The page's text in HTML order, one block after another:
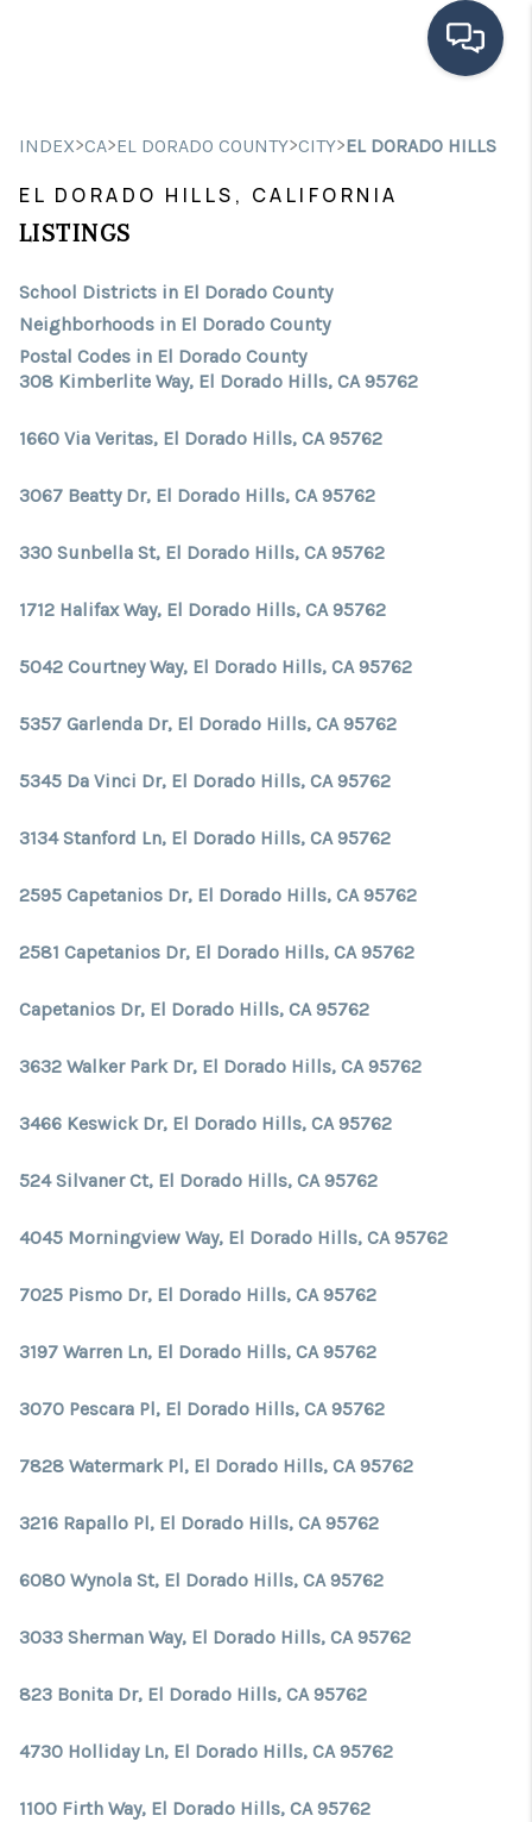
SEARCH LISTINGS
SELLING
FINANCING
HOME VALUE
ABOUT ME
CONNECT
TOP AREAS
INDEX>CA>EL DORADO COUNTY>CITY>EL DORADO HILLS
EL DORADO HILLS, CALIFORNIA
LISTINGS
School Districts in El Dorado County
Neighborhoods in El Dorado County
Postal Codes in El Dorado County
308 Kimberlite Way, El Dorado Hills, CA 95762
1660 Via Veritas, El Dorado Hills, CA 95762
3067 Beatty Dr, El Dorado Hills, CA 95762
330 Sunbella St, El Dorado Hills, CA 95762
1712 Halifax Way, El Dorado Hills, CA 95762
5042 Courtney Way, El Dorado Hills, CA 95762
5357 Garlenda Dr, El Dorado Hills, CA 95762
5345 Da Vinci Dr, El Dorado Hills, CA 95762
3134 Stanford Ln, El Dorado Hills, CA 95762
2595 Capetanios Dr, El Dorado Hills, CA 95762
2581 Capetanios Dr, El Dorado Hills, CA 95762
Capetanios Dr, El Dorado Hills, CA 95762
3632 Walker Park Dr, El Dorado Hills, CA 95762
3466 Keswick Dr, El Dorado Hills, CA 95762
524 Silvaner Ct, El Dorado Hills, CA 95762
4045 Morningview Way, El Dorado Hills, CA 95762
7025 Pismo Dr, El Dorado Hills, CA 95762
3197 Warren Ln, El Dorado Hills, CA 95762
3070 Pescara Pl, El Dorado Hills, CA 95762
7828 Watermark Pl, El Dorado Hills, CA 95762
3216 Rapallo Pl, El Dorado Hills, CA 95762
6080 Wynola St, El Dorado Hills, CA 95762
3033 Sherman Way, El Dorado Hills, CA 95762
823 Bonita Dr, El Dorado Hills, CA 95762
4730 Holliday Ln, El Dorado Hills, CA 95762
1100 Firth Way, El Dorado Hills, CA 95762